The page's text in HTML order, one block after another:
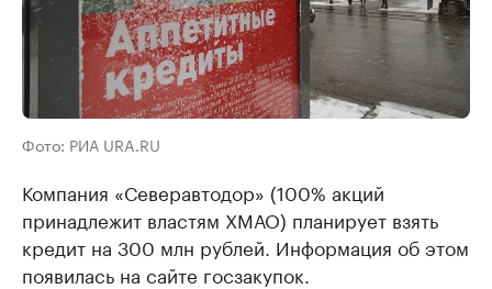
Фото: РИА URA.RU
Компания «Северавтодор» (100% акций
принадлежит властям ХМАО) планирует взять
кредит на 300 млн рублей. Информация об этом
появилась на сайте госзакупок.